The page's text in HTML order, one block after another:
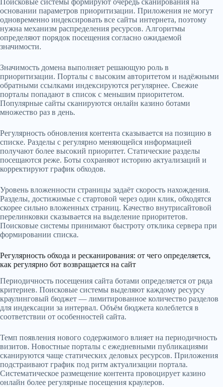
основании параметров приоритизации. Приложения не могут
одновременно индексировать все сайты интернета, поэтому
нужна механизм распределения ресурсов. Алгоритмы
определяют порядок посещения согласно ожидаемой
значимости.
Значимость домена выполняет решающую роль в
приоритизации. Порталы с высоким авторитетом и надёжными
обратными ссылками индексируются регулярнее. Свежие
порталы попадают в список с меньшим приоритетом.
Популярные сайты сканируются онлайн казино ботами
множество раз в день.
Регулярность обновления контента сказывается на позицию в
списке. Разделы с регулярно меняющейся информацией
получают более высокий приоритет. Статические разделы
посещаются реже. Боты сохраняют историю актуализаций и
корректируют график обходов.
Уровень вложенности страницы задаёт скорость нахождения.
Разделы, достижимые с стартовой через один клик, обходятся
скорее сильно вложенных страниц. Качество внутрисайтовой
перелинковки сказывается на выделение приоритетов.
Поисковые системы принимают быстроту отклика сервера при
формировании списка.
Регулярность обхода и ресканирования: от чего определяется,
как регулярно бот возвращается на сайт
Периодичность посещения сайта ботами определяется от ряда
критериев. Поисковые системы выделяют каждому ресурсу
краулинговый бюджет — лимитированное количество разделов
для индексации за интервал. Объём бюджета колеблется в
соответствии от особенностей сайта.
Темп появления нового содержимого влияет на периодичность
визитов. Новостные порталы с ежедневными публикациями
сканируются чаще статических деловых ресурсов. Приложения
подстраивают график под ритм актуализации портала.
Систематическое размещение контента провоцирует казино
онлайн более регулярные посещения краулеров.